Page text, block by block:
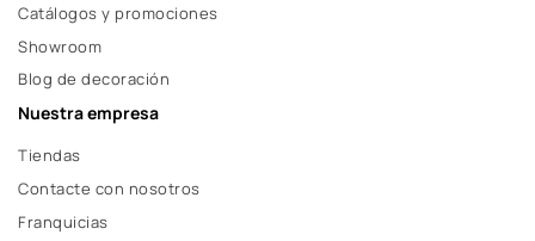
Catálogos y promociones
Showroom
Blog de decoración
Nuestra empresa
Tiendas
Contacte con nosotros
Franquicias